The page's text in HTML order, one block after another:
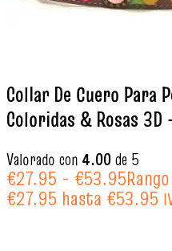
Collar De Cuero Para
Coloridas & Rosas 3D
Valorado con 4.00de 5
€27.95 - €53.95
€27.95 hasta €53.95